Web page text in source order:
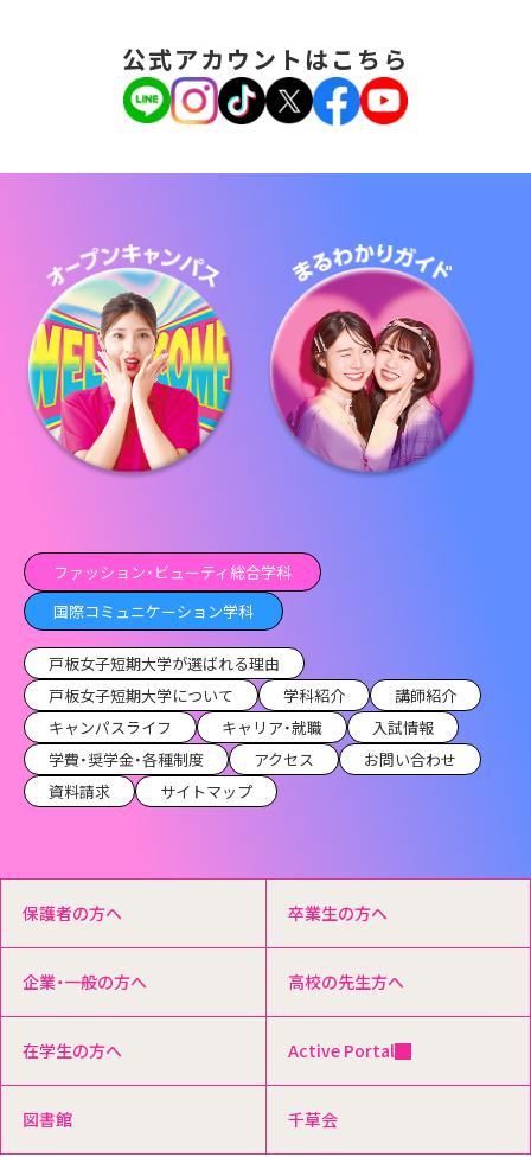
公式アカウントはこちら
ファッション・ビューティ総合学科
国際コミュニケーション学科
戸板女子短期大学が選ばれる理由
戸板女子短期大学について
学科紹介
講師紹介
キャンパスライフ
キャリア・就職
入試情報
学費・奨学金・各種制度
アクセス
お問い合わせ
資料請求
サイトマップ
保護者の方へ 卒業生の方へ
企業・一般の方へ 高校の先生方へ
在学生の方へ Active Portal
図書館 千草会